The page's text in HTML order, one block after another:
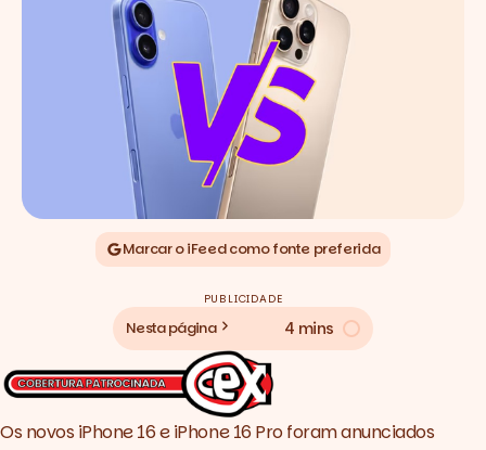
Marcar o iFeed como fonte preferida
PUBLICIDADE
Nesta página 4 mins
Os novos iPhone 16 e iPhone 16 Pro foram anunciados